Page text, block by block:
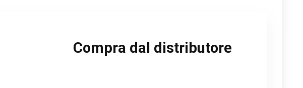
Compra dal distributore